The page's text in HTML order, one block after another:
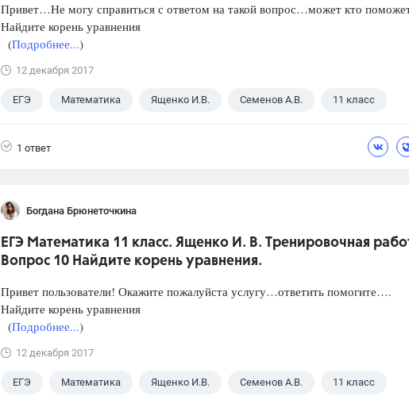
Привет…Не могу справиться с ответом на такой вопрос…может кто
Найдите корень уравнения
(Подробнее...)
12 декабря 2017
ЕГЭ Математика Ященко И.В. Семенов А.В. 11 класс
1 ответ
Богдана Брюнеточкина
ЕГЭ Математика 11 класс. Ященко И. В. Тренировочная
Вопрос 10 Найдите корень уравнения.
Привет пользователи! Окажите пожалуйста услугу…ответить помогите….
Найдите корень уравнения
(Подробнее...)
12 декабря 2017
ЕГЭ Математика Ященко И.В. Семенов А.В. 11 класс